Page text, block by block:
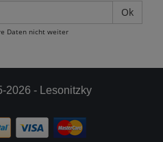
Daten nicht weiter
2026 - Lesonitzky